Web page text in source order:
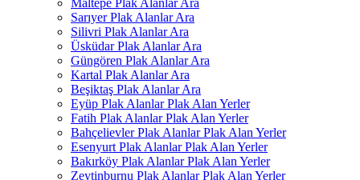
Maltepe Plak Alanlar Ara
Sarıyer Plak Alanlar Ara
Silivri Plak Alanlar Ara
Üsküdar Plak Alanlar Ara
Güngören Plak Alanlar Ara
Kartal Plak Alanlar Ara
Beşiktaş Plak Alanlar Ara
Eyüp Plak Alanlar Plak Alan Yerler
Fatih Plak Alanlar Plak Alan Yerler
Bahçelievler Plak Alanlar Plak Alan Yerler
Esenyurt Plak Alanlar Plak Alan Yerler
Bakırköy Plak Alanlar Plak Alan Yerler
Zeytinburnu Plak Alanlar Plak Alan Yerler